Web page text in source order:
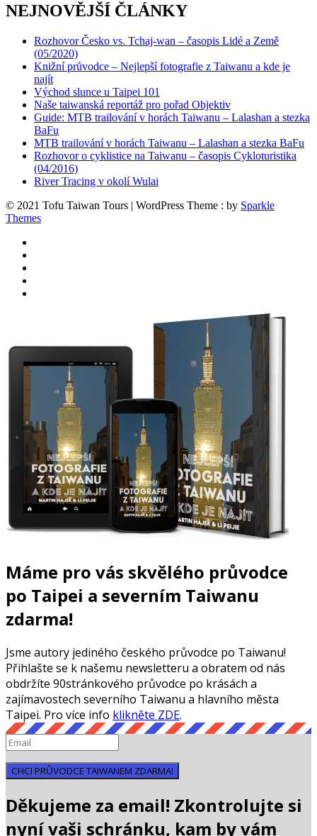
NEJNOVĚJŠÍ ČLÁNKY
Rozhovor Česko vs. Tchaj-wan – časopis Lidé a Země
(05/2020)
Knižní průvodce – Nejlepší fotografie z Taiwanu a kde je
najít
Východ slunce u Taipei 101
Naše taiwanská reportáž pro pořad Objektiv
Guide: MTB trailování v horách Taiwanu – Lalashan a stezka
BaFu
MTB trailování v horách Taiwanu – Lalashan a stezka BaFu
Rozhovor o cyklistice na Taiwanu – časopis Cykloturistika
(04/2016)
River Tracing v okolí Wulai
© 2021 Tofu Taiwan Tours | WordPress Theme : by Sparkle
Themes
Máme pro vás skvělého průvodce
po Taipei a severním Taiwanu
zdarma!
Jsme autory jediného českého průvodce po Taiwanu!
Přihlašte se k našemu newsletteru a obratem od nás
obdržíte 90stránkového průvodce po krásách a
zajímavostech severního Taiwanu a hlavního města
Taipei. Pro více info klikněte ZDE.
CHCI PRŮVODCE TAIWANEM ZDARMA!
Děkujeme za email! Zkontrolujte si
nyní vaši schránku, kam by vám